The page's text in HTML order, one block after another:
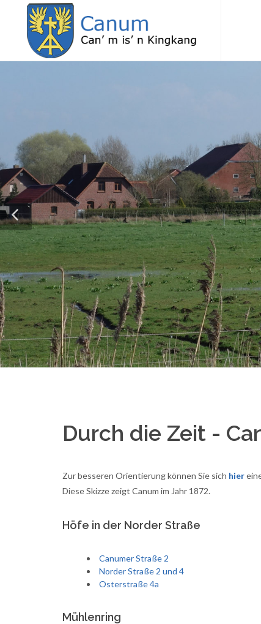
Durch die Zeit -
Zur besseren Orientierung können Sie sich hier
Diese Skizze zeigt Canum im Jahr 1872.
Höfe in der Norder Straße
Canumer Straße 2
Norder Straße 2 und 4
Osterstraße 4a
Mühlenring